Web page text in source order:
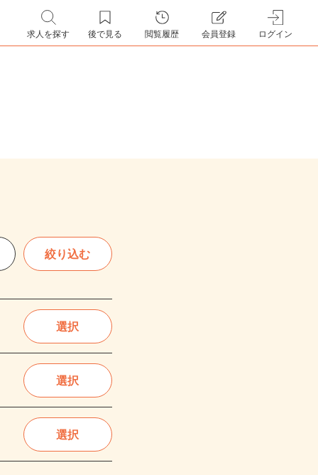
求人を探す 後で見る 閲覧履歴 会員登録 ログイン
絞り込む
選択
選択
選択